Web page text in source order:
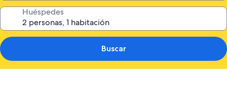
Huéspedes
Buscar